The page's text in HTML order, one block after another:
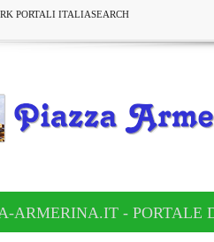
PORTALI ITALIASEARCH
ARMERINA.IT - PORTALE